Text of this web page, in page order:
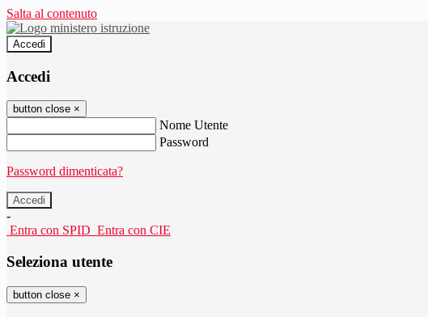
Salta al contenuto
Accedi
Accedi
button close ×
Nome Utente
Password
Password dimenticata?
-
Entra con SPID Entra con CIE
Seleziona utente
button close ×